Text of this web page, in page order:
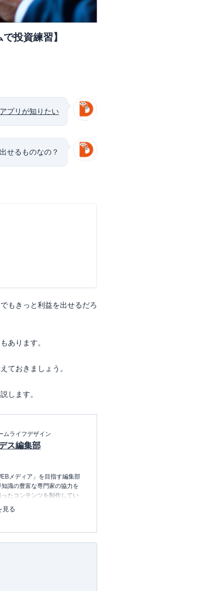
投資練習】
プリが知りたい
せるものなの？
もきっと利益を出せるだろ
あります。
ておきましょう。
します。
ムライフデザイン
ス編集部
メディア」を目指す編集部
識の豊富な専門家の協力を
たコンテンツを制作してい
に、読者の「まよい」を解
ンテンツを制作中です。
コレの選び方BOOK
見る